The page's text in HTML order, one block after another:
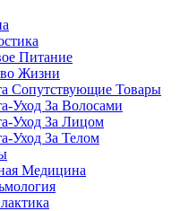
Питание
Жизни
Сопутствующие Товары
Уход За Волосами
Уход За Лицом
Уход За Телом
Медицина